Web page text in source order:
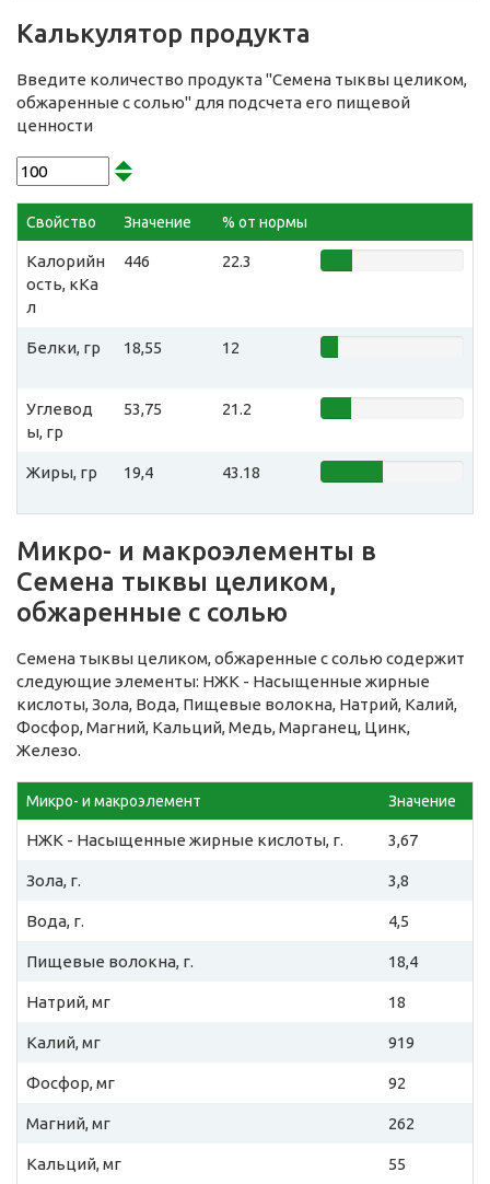
Калькулятор продукта
Введите количество продукта "Семена тыквы целиком,
обжаренные с солью" для подсчета его пищевой
ценности
Свойство Значение % от нормы
Калорийн
ость, кКа
л
446 22.3
Белки, гр 18,55 12
Углевод
ы, гр
53,75 21.2
Жиры, гр 19,4 43.18
Микро- и макроэлементы в
Семена тыквы целиком,
обжаренные с солью
Семена тыквы целиком, обжаренные с солью содержит
следующие элементы: НЖК - Насыщенные жирные
кислоты, Зола, Вода, Пищевые волокна, Натрий, Калий,
Фосфор, Магний, Кальций, Медь, Марганец, Цинк,
Железо.
Микро- и макроэлемент Значение
НЖК - Насыщенные жирные кислоты, г. 3,67
Зола, г. 3,8
Вода, г. 4,5
Пищевые волокна, г. 18,4
Натрий, мг 18
Калий, мг 919
Фосфор, мг 92
Магний, мг 262
Кальций, мг 55